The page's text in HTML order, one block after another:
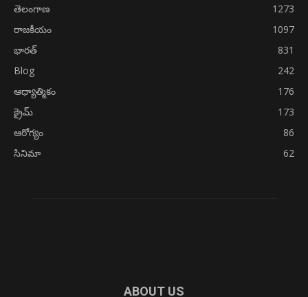
తెలంగాణ
1273
రాజకీయం
1097
భారత్
831
Blog
242
ఆధ్యాత్మికం
176
క్రైమ్
173
ఆరోగ్యం
86
సినిమా
62
ABOUT US